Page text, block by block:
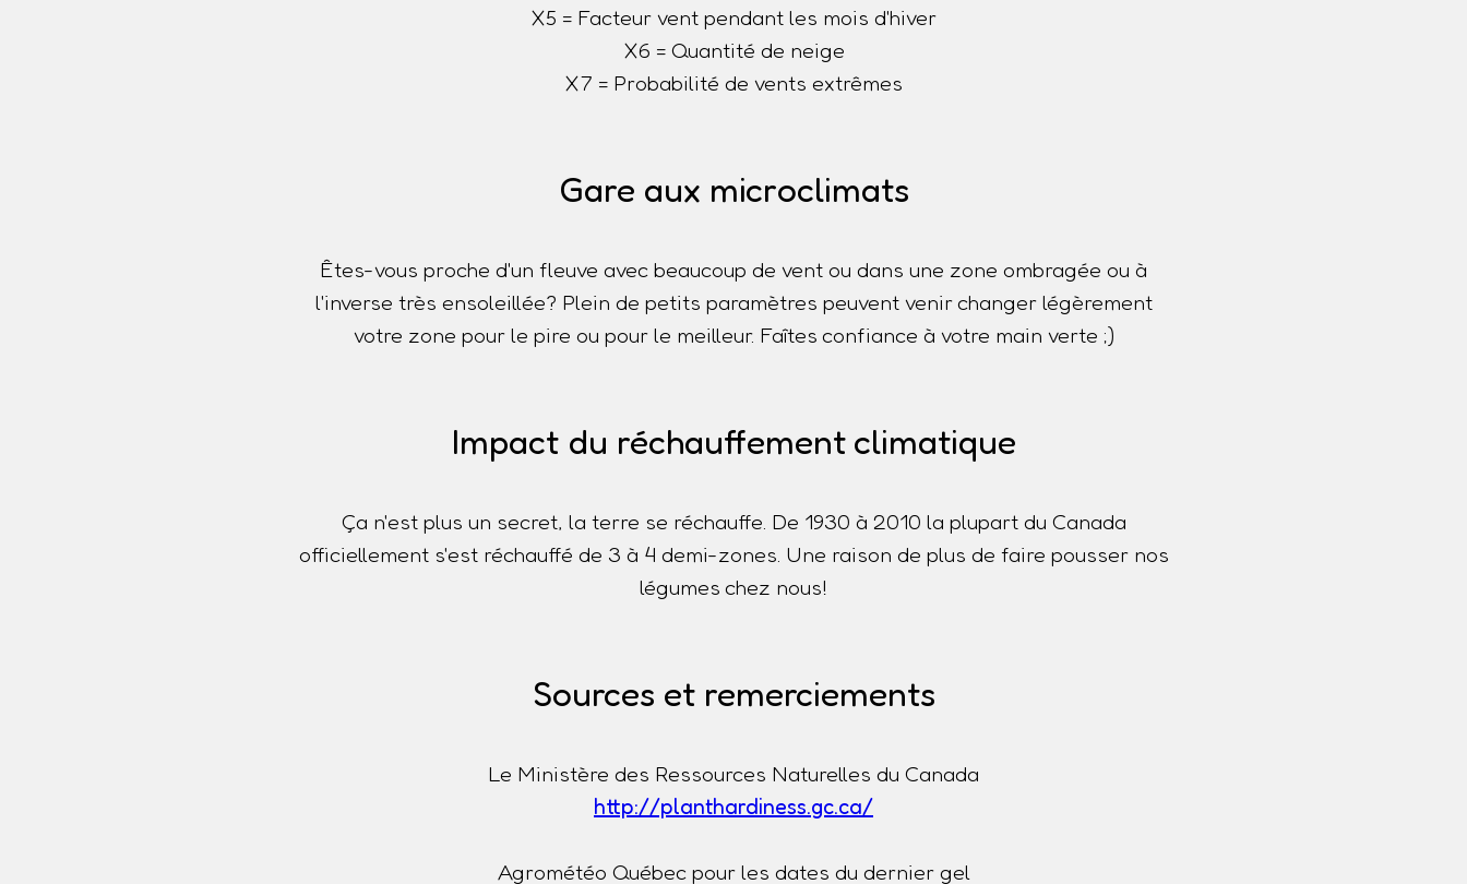
X5 = Facteur vent pendant les mois d'hiver
X6 = Quantité de neige
X7 = Probabilité de vents extrêmes
Gare aux microclimats
Êtes-vous proche d'un fleuve avec beaucoup de vent ou dans une zone ombragée ou à
l'inverse très ensoleillée? Plein de petits paramètres peuvent venir changer légèrement
votre zone pour le pire ou pour le meilleur. Faîtes confiance à votre main verte ;)
Impact du réchauffement climatique
Ça n'est plus un secret, la terre se réchauffe. De 1930 à 2010 la plupart du Canada
officiellement s'est réchauffé de 3 à 4 demi-zones. Une raison de plus de faire pousser nos
légumes chez nous!
Sources et remerciements
Le Ministère des Ressources Naturelles du Canada
http://planthardiness.gc.ca/
Agrométéo Québec pour les dates du dernier gel